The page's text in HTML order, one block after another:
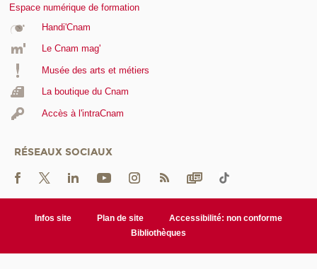
Espace numérique de formation
Handi'Cnam
Le Cnam mag'
Musée des arts et métiers
La boutique du Cnam
Accès à l'intraCnam
RÉSEAUX SOCIAUX
Infos site Plan de site
Accessibilité: non conforme
Bibliothèques